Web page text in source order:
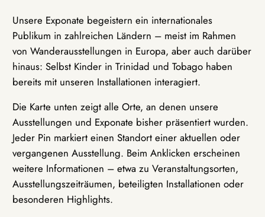
Unsere Exponate begeistern ein internationales
Publikum in zahlreichen Ländern – meist im Rahmen
von Wanderausstellungen in Europa, aber auch darüber
hinaus: Selbst Kinder in Trinidad und Tobago haben
bereits mit unseren Installationen interagiert.
Die Karte unten zeigt alle Orte, an denen unsere
Ausstellungen und Exponate bisher präsentiert wurden.
Jeder Pin markiert einen Standort einer aktuellen oder
vergangenen Ausstellung. Beim Anklicken erscheinen
weitere Informationen – etwa zu Veranstaltungsorten,
Ausstellungszeiträumen, beteiligten Installationen oder
besonderen Highlights.